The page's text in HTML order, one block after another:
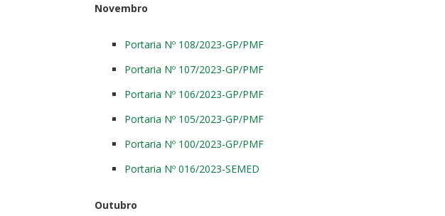
Novembro
Portaria Nº 108/2023-GP/PMF
Portaria Nº 107/2023-GP/PMF
Portaria Nº 106/2023-GP/PMF
Portaria Nº 105/2023-GP/PMF
Portaria Nº 100/2023-GP/PMF
Portaria Nº 016/2023-SEMED
Outubro